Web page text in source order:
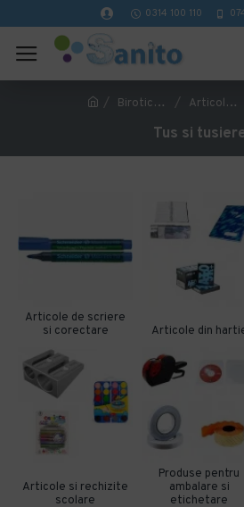
0314 100 110
Birotica si papetarie Articole pentru birou
Tus si
Articole de scriere
si corectare
Articole din
Articole si rechizite
scolare
Produse pentru
ambalare si
etichetare